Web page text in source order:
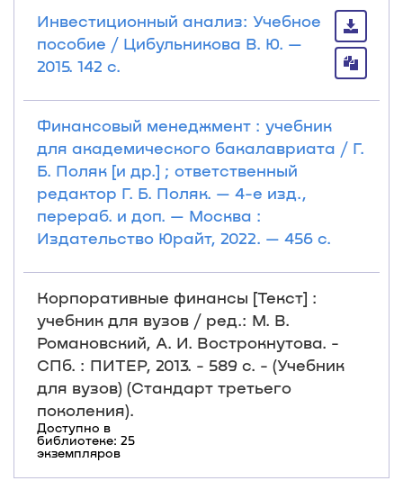
Инвестиционный анализ: Учебное
пособие / Цибульникова В. Ю. —
2015. 142 с.
Финансовый менеджмент : учебник
для академического бакалавриата / Г.
Б. Поляк [и др.] ; ответственный
редактор Г. Б. Поляк. — 4-е изд.,
перераб. и доп. — Москва :
Издательство Юрайт, 2022. — 456 с.
Корпоративные финансы [Текст] :
учебник для вузов / ред.: М. В.
Романовский, А. И. Вострокнутова. -
СПб. : ПИТЕР, 2013. - 589 с. - (Учебник
для вузов) (Стандарт третьего
поколения).
Доступно в
библиотеке: 25
экземпляров